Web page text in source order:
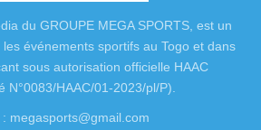
du GROUPE MEGA SPORTS, est un
les événements sportifs au Togo et dans
sous autorisation officielle HAAC
N°0083/HAAC/01-2023/pl/P).
: megasports@gmail.com